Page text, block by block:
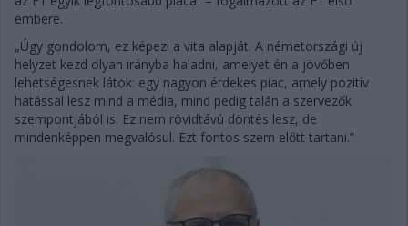
embere.
„Úgy gondolom, ez képezi a vita alapját. A németországi új
helyzet kezd olyan irányba haladni, amelyet én a jövőben
lehetségesnek látok: egy nagyon érdekes piac, amely pozitív
hatással lesz mind a média, mind pedig talán a szervezők
szempontjából is. Ez nem rövidtávú döntés lesz, de
mindenképpen megvalósul. Ezt fontos szem előtt tartani.”